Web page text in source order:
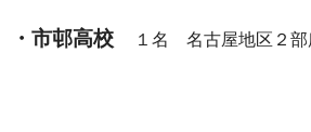
・市邨高校 １名 名古屋地区２部